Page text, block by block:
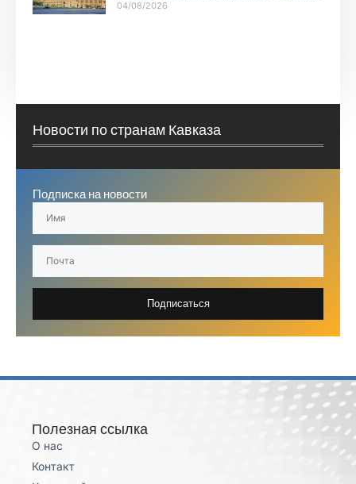
04/08/2026
Новости по странам Кавказа
Подписка на новости
Подписаться
Полезная ссылка
О нас
Контакт